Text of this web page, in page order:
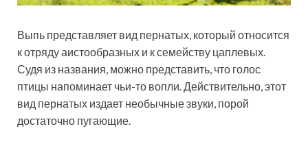
Выпь представляет вид пернатых, который относится
к отряду аистообразных и к семейству цаплевых.
Судя из названия, можно представить, что голос
птицы напоминает чьи-то вопли. Действительно, этот
вид пернатых издает необычные звуки, порой
достаточно пугающие.